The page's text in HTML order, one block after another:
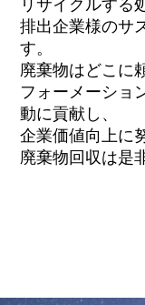
リサイクルする
排出企業様のサ
す。
廃棄物はどこに
フォーメーショ
動に貢献し、
企業価値向上に
廃棄物回収は是